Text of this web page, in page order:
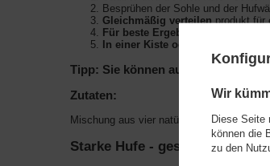
Besprühen der Sohle und der
Gleichmäßig verteilenprodukt für
Für beste Ergebnisse, 2 Mal pro
In einer Kiste oder einem Tablett
Tipp: Sie können auch die Fersen
Zutaten:
Mischung aus vier natürlichen
Starke Hufe - gesunde Hufe!
Wir
Diese Seite
können die
zu den